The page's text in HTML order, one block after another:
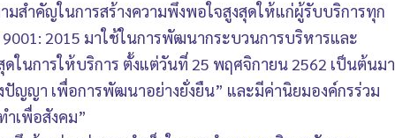
สำคัญในการสร้างความพึงพอใจสูงสุดให้แก่ผู้รับบริการทุก
2015 มาใช้ในการพัฒนากระบวนการบริหารและ
ในการให้บริการ ตั้งแต่วันที่ 25 พฤศจิกายน 2562 เป็นต้นมา
ญญา เพื่อการพัฒนาอย่างยั่งยืน” และมีค่านิยมองค์กรร่วม
เพื่อสังคม”